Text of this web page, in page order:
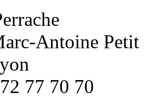
Antoine Petit
77 70 70